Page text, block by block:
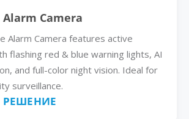
Alarm Camera
Alarm Camera features active
flashing red & blue warning lights, AI
and full-color night vision. Ideal for
surveillance.